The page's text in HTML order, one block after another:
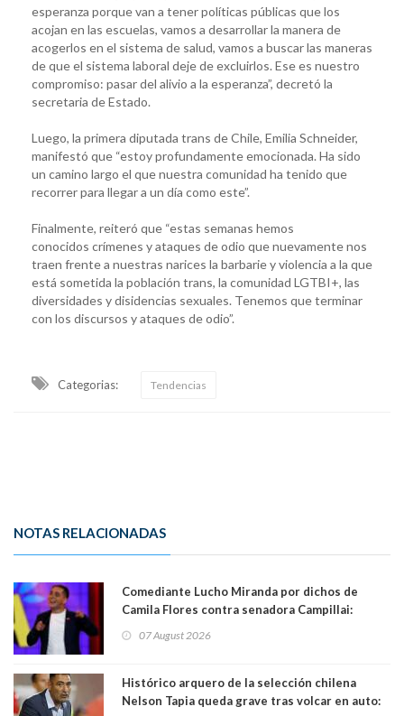
esperanza porque van a tener políticas públicas que los
acojan en las escuelas, vamos a desarrollar la manera de
acogerlos en el sistema de salud, vamos a buscar las maneras
de que el sistema laboral deje de excluirlos. Ese es nuestro
compromiso: pasar del alivio a la esperanza”, decretó la
secretaria de Estado.
Luego, la primera diputada trans de Chile, Emilia Schneider,
manifestó que “estoy profundamente emocionada. Ha sido
un camino largo el que nuestra comunidad ha tenido que
recorrer para llegar a un día como este”.
Finalmente, reiteró que “estas semanas hemos
conocidos crímenes y ataques de odio que nuevamente nos
traen frente a nuestras narices la barbarie y violencia a la que
está sometida la población trans, la comunidad LGTBI+, las
diversidades y disidencias sexuales. Tenemos que terminar
con los discursos y ataques de odio”.
Categorias: Tendencias
NOTAS RELACIONADAS
Comediante Lucho Miranda por dichos de
Camila Flores contra senadora Campillai:
forma de quitar dignidad"
07 August 2026
Histórico arquero de la selección chilena
Nelson Tapia queda grave tras volcar en auto: